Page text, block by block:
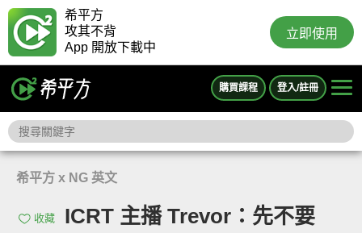
希平方
攻其不背
App 開放下載中
立即使用
購買課程 登入/註冊
希平方 x NG 英文
收藏
ICRT 主播 Trevor：先不要